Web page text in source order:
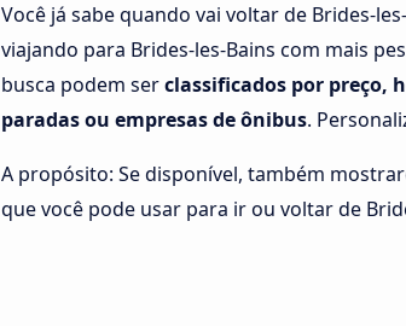
Você já sabe quando vai voltar de Brides-
viajando para Brides-les-Bains com mais
busca podem serclassificados por preço,
paradas ou empresas de ônibus.
A propósito: Se disponível, também
que você pode usar para ir ou voltar de